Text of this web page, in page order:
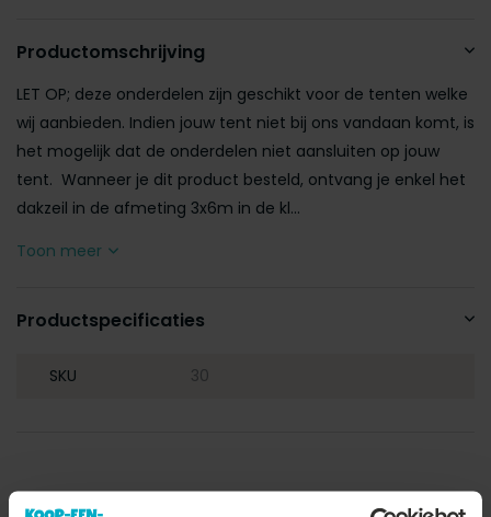
Productomschrijving
LET OP; deze onderdelen zijn geschikt voor de tenten welke
wij aanbieden. Indien jouw tent niet bij ons vandaan komt, is
het mogelijk dat de onderdelen niet aansluiten op jouw
tent. Wanneer je dit product besteld, ontvang je enkel het
dakzeil in de afmeting 3x6m in de kl...
Toon meer
Productspecificaties
SKU 30